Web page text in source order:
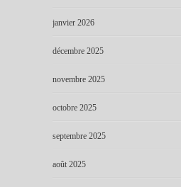
janvier 2026
décembre 2025
novembre 2025
octobre 2025
septembre 2025
août 2025